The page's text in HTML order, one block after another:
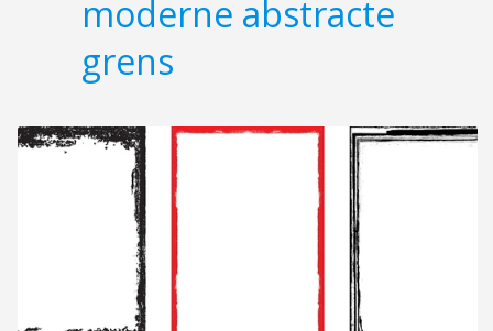
moderne abstracte
grens